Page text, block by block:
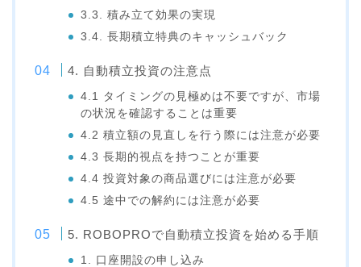
3.3. 積み立て効果の実現
3.4. 長期積立特典のキャッシュバック
4. 自動積立投資の注意点
4.1 タイミングの見極めは不要ですが、市場
の状況を確認することは重要
4.2 積立額の見直しを行う際には注意が必要
4.3 長期的視点を持つことが重要
4.4 投資対象の商品選びには注意が必要
4.5 途中での解約には注意が必要
5. ROBOPROで自動積立投資を始める手順
1. 口座開設の申し込み